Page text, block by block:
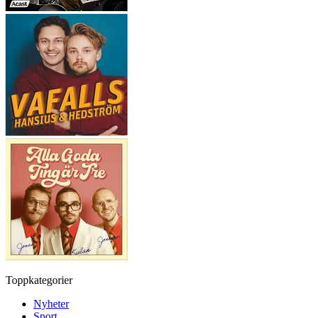
Toppkategorier
Nyheter